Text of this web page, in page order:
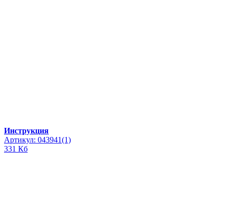
Инструкция
Артикул: 043941(1)
331 Кб